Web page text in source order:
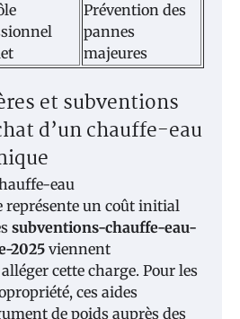
Prévention des
pannes
majeures
et subventions
d’un chauffe-eau
eau
un coût initial
subventions-chauffe-eau-
2025 viennent
cette charge. Pour les
ces aides
de poids auprès des